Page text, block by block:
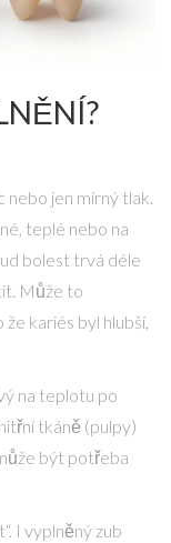
nebo jen mírný tlak.
teplé nebo na
bolest trvá déle
Může to
kariés byl hlubší,
na teplotu po
tkáně (pulpy)
být potřeba
I vyplněný zub